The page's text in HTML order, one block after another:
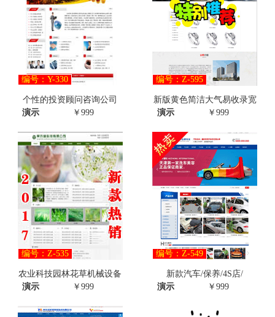
编号：Y-330
个性的投资顾问咨询公司
演示
￥999
编号：Z-595
新版黄色简洁大气易收录宽
演示
￥999
编号：Z-535
农业科技园林花草机械设备
演示
￥999
编号：Z-549
新款汽车/保养/4S店/
演示
￥999